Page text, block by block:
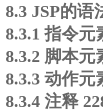
8.3 JSP的语
8.3.1 指令元
8.3.2 脚本元
8.3.3 动作元
8.3.4 注释